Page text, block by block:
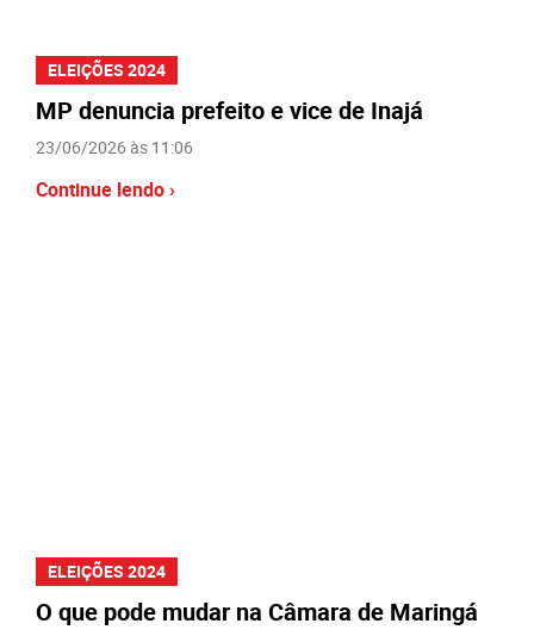
ELEIÇÕES 2024
MP denuncia prefeito e vice de Inajá
23/06/2026 às 11:06
Continue lendo ›
ELEIÇÕES 2024
O que pode mudar na Câmara de Maringá